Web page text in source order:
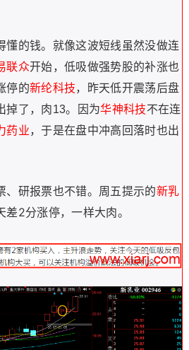
懂的钱。就像这波短线虽然没做连
联众开始，低吸做强势股的补涨也
停的新纶科技，昨天低开震荡后盘
掉了，肉13。因为华神科技不在连
药业，于是在盘中冲高回落时也出
、研报票也不错。周五提示的新乳
2分涨停，一样大肉。